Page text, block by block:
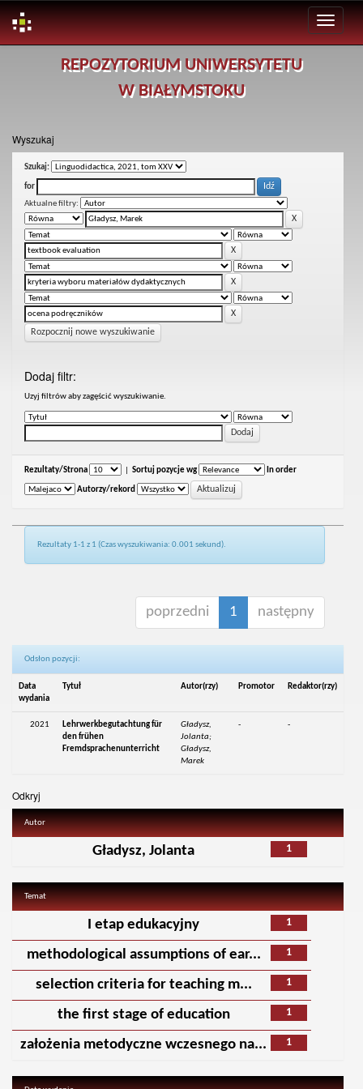
REPOZYTORIUM UNIWERSYTETU
W BIAŁYMSTOKU
Wyszukaj
Szukaj:
for
Aktualne filtry:
Rozpocznij nowe wyszukiwanie
Dodaj filtr:
Uzyj filtrów aby zagęścić wyszukiwanie.
Rezultaty/Strona Sortuj pozycje wg In order
Autorzy/rekord
Rezultaty 1-1 z 1 (Czas wyszukiwania: 0.001 sekund).
poprzedni 1 następny
Odsłon pozycji:
Data
wydania
Tytuł Autor(rzy) Promotor Redaktor(rzy)
2021
Lehrwerkbegutachtung für
den frühen
Fremdsprachenunterricht
Gładysz,
Jolanta;
Gładysz,
Marek
- -
Odkryj
Autor
1
Gładysz, Jolanta
Temat
1
I etap edukacyjny
1
methodological assumptions of ear...
1
selection criteria for teaching m...
1
the first stage of education
1
założenia metodyczne wczesnego na...